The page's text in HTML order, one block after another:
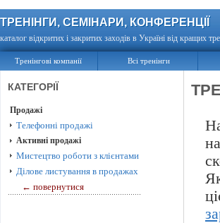
ТРЕНІНГИ, СЕМІНАРИ, КОНФЕРЕНЦІЇ
каталог відкритих і закритих заходів в Україні від кращих
Тренінгові компанії Всі тренінги
КАТЕГОРІЇ
Продажі
Телефонні продажі
Активні продажі
Мистецтво роботи з клієнтами
Ділове листування в продажах
← повернутися